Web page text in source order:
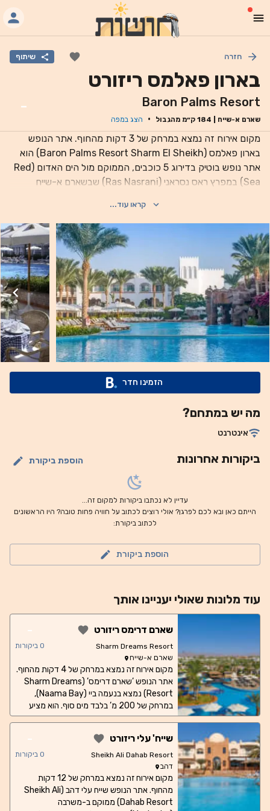
חזרה שיתוף
בארון פאלמס ריזורט
Baron Palms Resort
שארם א-שייח 184 ק״מ מהגבול · הצג במפה
-
מקום אירוח זה נמצא במרחק של 3 דקות מהחוף. אתר הנופש
בארון פאלמס (Baron Palms Resort Sharm El Sheikh) הוא
אתר נופש בוטיק בדירוג 5 כוכבים, הממוקם מול הים האדום (Red
Sea) במפרץ ראס נסראני (Ras Nasrani) שבשארם א-שייח
אתר הנופש כולל שתי בריכות המשולבות באמבטיות עיסוי, מפלי
מים ואשדות מים. מקום האירוח מציע גישה חופשית לאינטרנט
אלחוטי בכל האזורים הציבוריים ומרכז עסקים. מרכז כושר זמין
באתר. החדרים נפתחים למרפסות מעוטרות בעצי דקל, וכוללים
מרפסת או טרסה פרטית, פינת ישיבה קטנה וכן מצעים ומגבות
מכותנה מצרית. כל החדרים כוללים טלוויזיה בלוויין, אמצעים
להכנת תה/קפה וחדר רחצה צמוד עם אמבטיה או תא מקלחת.
תוכלו ליהנות ממאכלים מקומיים ובינלאומיים במסעדת המזנון או
מארוחת ערב בסגנון א-לה-קארט במסעדה המצרית. משקאות
מקומיים מוגשים ב-6 ברים ובתי קפה של אתר הנופש. ניתן להגיש
ארוחת ערב לאור נרות בבר-מסעדה Paradise Pool. הפעילויות
הפופולריות כוללות מגוון רחב של ענפי ספורט לרבות כדורעף
חופים, כדורגל חופים, טניס, ריצה, מסלול רכיבה על אופניים
התעופה הבינלאומי של שארם א-שייח נמצא במרחק של 8 ק"מ
קראו עוד...
הזמינו חדר
מה יש במתחם?
אינטרנט
ביקורות אחרונות הוספת ביקורת
עדיין לא נכתבו ביקורות למקום זה...
הייתם כאן ובא לכם לפרגן? אולי רוצים לכתוב על חוויה פחות טובה? היו הראשונים
לכתוב ביקורת:
הוספת ביקורת
עוד מלונות שאולי יעניינו אותך
שארם דרימס ריזורט
Sharm Dreams Resort
שארם א-שייח
-
0 ביקורות
מקום אירוח זה נמצא במרחק של 4 דקות מהחוף.
אתר הנופש ’שארם דרימס’ (Sharm Dreams
Resort) נמצא בנעמה ביי (Naama Bay),
במרחק של 200 מ’ בלבד מים סוף. הוא מציע
חדרי אירוח מרווחים ומתהדר בקזינו, במרכז
מודרני, חדר רחצה פרטי עם מייבש שיער, כספת
ומיני בר. בחלקם יש מרפסות מרוהטות ופינת
מאכלים ממטבח מצרי וכוללת טרסה עם נופים
מרהיבים של הר סיני. תוכלו ליהנות במקום
ממסעדה איטלקית וממסעדת ’טקס – מקס’.
שייח' עלי ריזורט
Sheikh Ali Dahab Resort
דהב
-
0 ביקורות
מקום אירוח זה נמצא במרחק של 12 דקות
מהחוף. אתר הנופש שייח עלי דהב (Sheikh Ali
Dahab Resort) ממוקם ב-משרבה